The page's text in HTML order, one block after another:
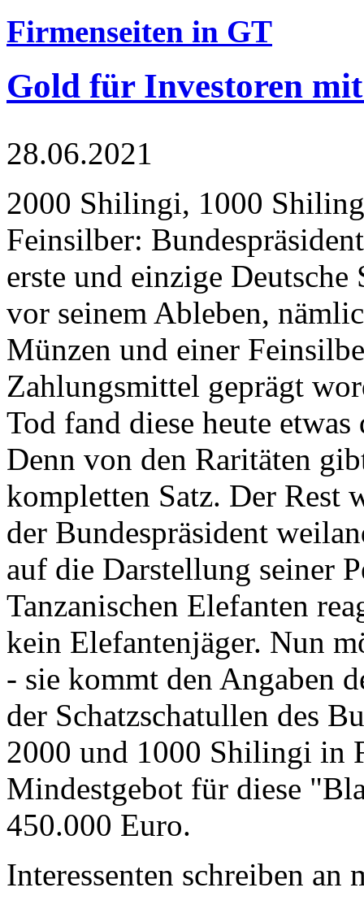
Firmenseiten in GT
Gold für Investoren
28.06.2021
2000 Shilingi, 1000
Feinsilber:
erste und einzige Deutsche
vor seinem Ableben,
Münzen und einer
Zahlungsmittel geprägt
Tod fand diese heute
Denn von den Raritäten
kompletten Satz. Der Rest
der Bundespräsident
auf die Darstellung seiner
Tanzanischen Elefanten
kein Elefantenjäger. Nun
- sie kommt den Angaben
der Schatzschatullen des
2000 und 1000 Shilingi in
Mindestgebot für diese
450.000 Euro.
Interessenten schreiben